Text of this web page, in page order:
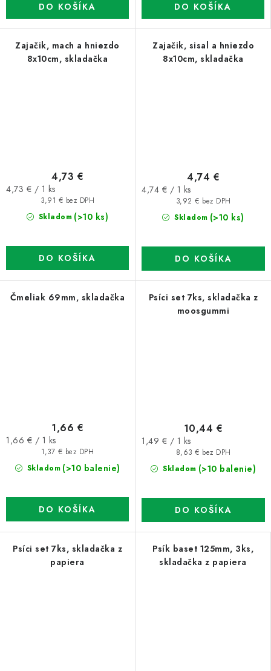
DO KOŠÍKA DO KOŠÍKA
Zajačik, mach a hniezdo
8x10cm, skladačka
Skladom (>10 ks)
3,91 € bez DPH
4,73 €
Jednotková
4,73 € / 1 ks
DO KOŠÍKA
Zajačik, sisal a hniezdo
8x10cm, skladačka
Skladom (>10 ks)
3,92 € bez DPH
4,74 €
Jednotková
4,74 € / 1 ks
DO KOŠÍKA
Čmeliak 69mm, skladačka
Skladom (>10 balenie)
1,37 € bez DPH
1,66 €
Jednotková
1,66 € / 1 ks
DO KOŠÍKA
Psíci set 7ks, skladačka z
moosgummi
Skladom (>10 balenie)
8,63 € bez DPH
10,44 €
Jednotková
1,49 € / 1 ks
DO KOŠÍKA
Psíci set 7ks, skladačka z
papiera
Psík baset 125mm, 3ks,
skladačka z papiera